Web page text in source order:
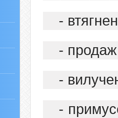
-
- продаж
-
-